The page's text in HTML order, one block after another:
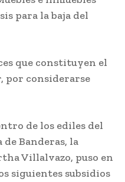
para la baja del
que constituyen el
por considerarse
de los ediles del
Banderas, la
Villalvazo, puso en
siguientes subsidios